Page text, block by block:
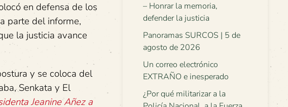
en defensa de los
parte del informe,
la justicia avance
y se coloca del
Senkata y El
Jeanine Añez a
– Honrar la memoria,
defender la justicia
Panoramas SURCOS | 5 de
agosto de 2026
Un correo electrónico
EXTRAÑO e inesperado
¿Por qué militarizar a la